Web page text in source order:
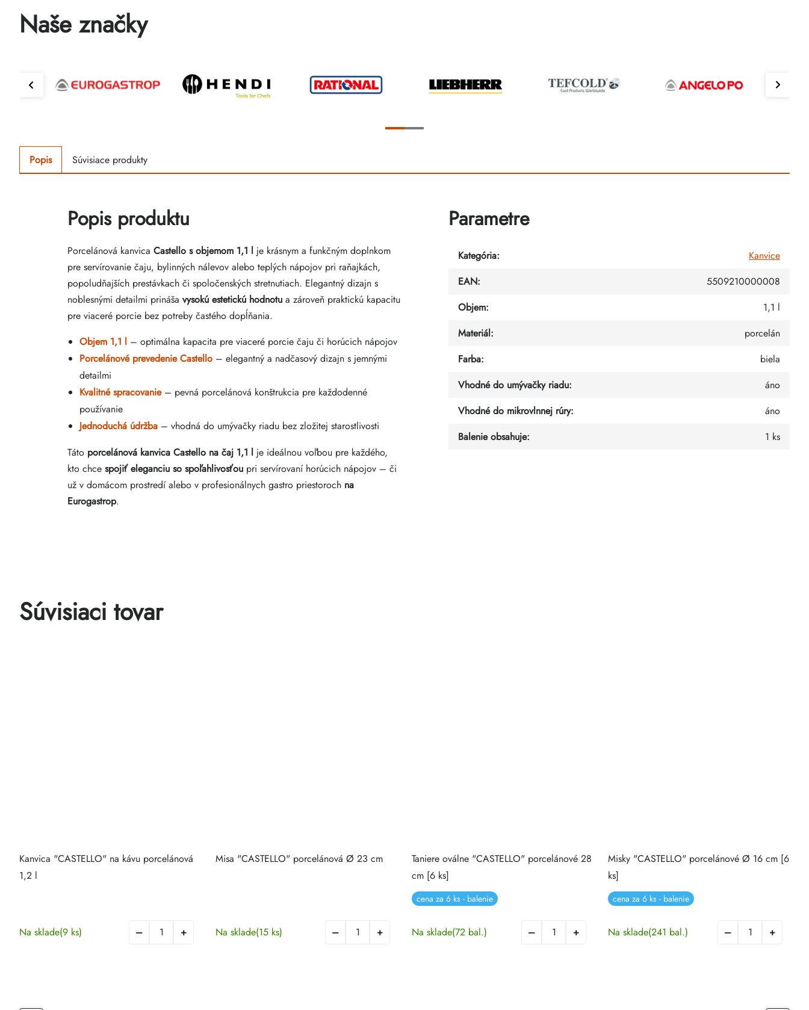
Naše značky
Popis Súvisiace produkty
Popis produktu
Porcelánová kanvica Castello s objemom 1,1 l je krásnym a funkčným doplnkom
pre servírovanie čaju, bylinných nálevov alebo teplých nápojov pri raňajkách,
popoludňajších prestávkach či spoločenských stretnutiach. Elegantný dizajn s
noblesnými detailmi prináša vysokú estetickú hodnotu a zároveň praktickú kapacitu
pre viaceré porcie bez potreby častého dopĺňania.
Objem 1,1 l – optimálna kapacita pre viaceré porcie čaju či horúcich nápojov
Porcelánové prevedenie Castello – elegantný a nadčasový dizajn s jemnými
detailmi
Kvalitné spracovanie– pevná porcelánová konštrukcia pre každodenné
používanie
Jednoduchá údržba – vhodná do umývačky riadu bez zložitej starostlivosti
Táto porcelánová kanvica Castello na čaj 1,1 l je ideálnou voľbou pre každého,
kto chce spojiť eleganciu so spoľahlivosťou pri servírovaní horúcich nápojov – či
už v domácom prostredí alebo v profesionálnych gastro priestoroch na
Eurogastrop.
Parametre
Kategória:
Kanvice
EAN:
5509210000008
Objem:
1,1 l
Materiál:
porcelán
Farba:
biela
Vhodné do umývačky riadu:
áno
Vhodné do mikrovlnnej rúry:
áno
Balenie obsahuje: 1 ks
Súvisiaci tovar
Kanvica "CASTELLO" na kávu porcelánová
1,2 l
Na sklade(9 ks)
Misa "CASTELLO" porcelánová Ø 23 cm
Na sklade(15 ks)
Taniere oválne "CASTELLO" porcelánové 28
cm [6 ks]
cena za 6 ks - balenie
Na sklade(72 bal.)
Misky "CASTELLO" porcelánové Ø 16 cm [6
ks]
cena za 6 ks - balenie
Na sklade(241 bal.)